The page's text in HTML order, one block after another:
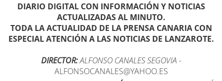
DIARIO DIGITAL CON INFORMACIÓN Y NOTICIAS
ACTUALIZADAS AL MINUTO.
TODA LA ACTUALIDAD DE LA PRENSA CANARIA CON
ESPECIAL ATENCIÓN A LAS NOTICIAS DE LANZAROTE.
DIRECTOR:ALFONSO CANALES SEGOVIA -
ALFONSOCANALES@YAHOO.ES